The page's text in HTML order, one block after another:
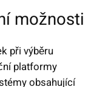
možnosti
při výběru
platformy
obsahující